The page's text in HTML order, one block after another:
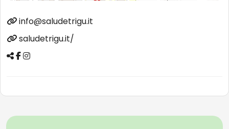
info@saludetrigu.it
saludetrigu.it/